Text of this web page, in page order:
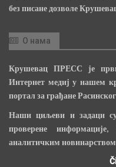
без писане дозволе
О нама
Крушевац ПРЕСС је први
Интернет медиј у нашем
портал за грађане
Наши циљеви и задаци
проверене
аналитичким